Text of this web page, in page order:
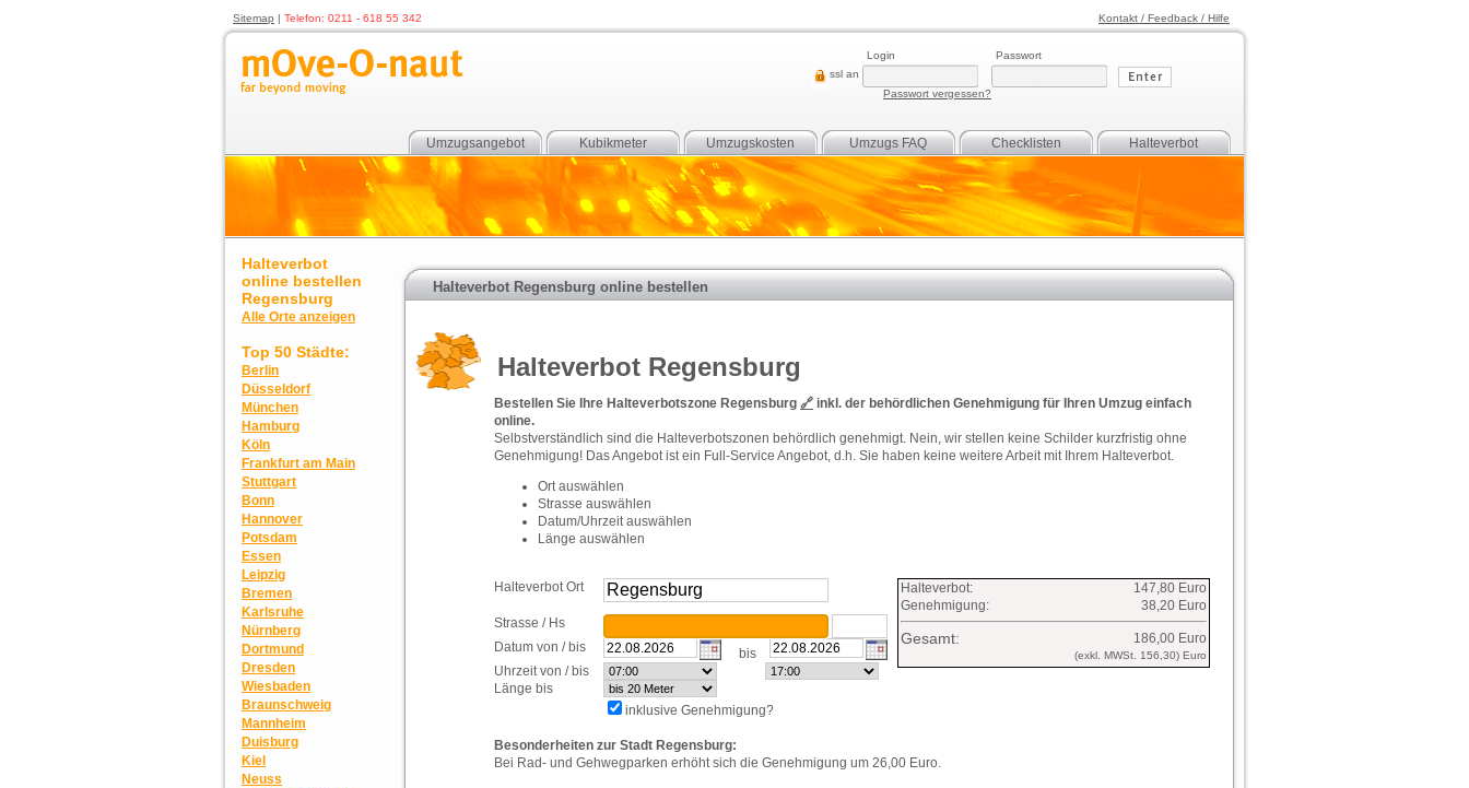
Sitemap | Telefon: 0211 - 618 55 342 Kontakt / Feedback / Hilfe
ssl an
Login Passwort
Passwort vergessen?
Halteverbot
Checklisten
Umzugs FAQ
Umzugskosten
Kubikmeter
Umzugsangebot
Halteverbot
online bestellen
Regensburg
Alle Orte anzeigen
Top 50 Städte:
Berlin
Düsseldorf
München
Hamburg
Köln
Frankfurt am Main
Stuttgart
Bonn
Hannover
Potsdam
Essen
Leipzig
Bremen
Karlsruhe
Nürnberg
Dortmund
Dresden
Wiesbaden
Braunschweig
Mannheim
Duisburg
Kiel
Neuss
Halteverbot Regensburg online bestellen
Halteverbot Regensburg
Bestellen Sie Ihre Halteverbotszone Regensburg 🔗 inkl. der behördlichen Genehmigung für Ihren Umzug einfach
online.
Selbstverständlich sind die Halteverbotszonen behördlich genehmigt. Nein, wir stellen keine Schilder kurzfristig ohne
Genehmigung! Das Angebot ist ein Full-Service Angebot, d.h. Sie haben keine weitere Arbeit mit Ihrem Halteverbot.
Ort auswählen
Strasse auswählen
Datum/Uhrzeit auswählen
Länge auswählen
Halteverbot Ort Halteverbot:
147,80 Euro
Genehmigung:
38,20 Euro
Gesamt: 186,00 Euro
(exkl. MWSt. 156,30) Euro
Strasse / Hs
Datum von / bis
bis
Uhrzeit von / bis
Länge bis
inklusive Genehmigung?
Besonderheiten zur Stadt Regensburg:
Bei Rad- und Gehwegparken erhöht sich die Genehmigung um 26,00 Euro.